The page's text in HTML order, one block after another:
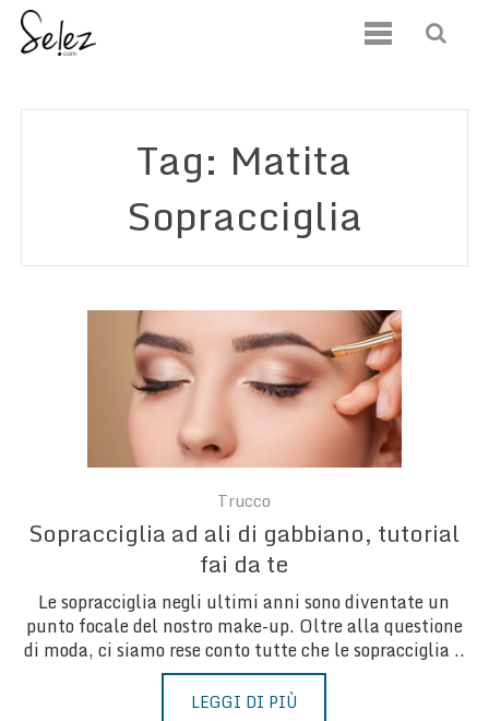
Tag: Matita
Sopracciglia
Trucco
Sopracciglia ad ali di gabbiano, tutorial
fai da te
Le sopracciglia negli ultimi anni sono diventate un
punto focale del nostro make-up. Oltre alla questione
di moda, ci siamo rese conto tutte che le sopracciglia ..
LEGGI DI PIÙ